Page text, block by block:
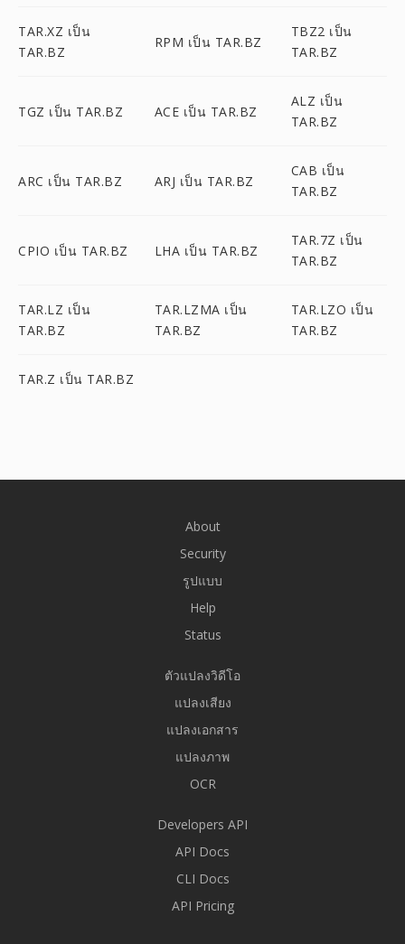
TAR.XZ เป็น
TAR.BZ
RPM เป็น TAR.BZ
TBZ2 เป็น
TAR.BZ
TGZ เป็น TAR.BZ ACE เป็น TAR.BZ
ALZ เป็น
TAR.BZ
ARC เป็น TAR.BZ ARJ เป็น TAR.BZ
CAB เป็น
TAR.BZ
CPIO เป็น TAR.BZ LHA เป็น TAR.BZ
TAR.7Z เป็น
TAR.BZ
TAR.LZ เป็น
TAR.BZ
TAR.LZMA เป็น
TAR.BZ
TAR.LZO เป็น
TAR.BZ
TAR.Z เป็น TAR.BZ
About
Security
รูปแบบ
Help
Status
ตัวแปลงวิดีโอ
แปลงเสียง
แปลงเอกสาร
แปลงภาพ
OCR
Developers API
API Docs
CLI Docs
API Pricing